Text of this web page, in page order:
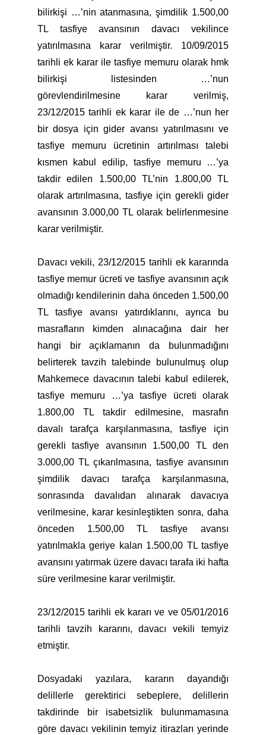
bilirkişi …’nin atanmasına, şimdilik 1.500,00
TL tasfiye avansının davacı vekilince
yatırılmasına karar verilmiştir. 10/09/2015
tarihli ek karar ile tasfiye memuru olarak hmk
bilirkişi listesinden …’nun
görevlendirilmesine karar verilmiş,
23/12/2015 tarihli ek karar ile de …’nun her
bir dosya için gider avansı yatırılmasını ve
tasfiye memuru ücretinin artırılması talebi
kısmen kabul edilip, tasfiye memuru …’ya
takdir edilen 1.500,00 TL’nin 1.800,00 TL
olarak artırılmasına, tasfiye için gerekli gider
avansının 3.000,00 TL olarak belirlenmesine
karar verilmiştir.
Davacı vekili, 23/12/2015 tarihli ek kararında
tasfiye memur ücreti ve tasfiye avansının açık
olmadığı kendilerinin daha önceden 1.500,00
TL tasfiye avansı yatırdıklarını, ayrıca bu
masrafların kimden alınacağına dair her
hangi bir açıklamanın da bulunmadığını
belirterek tavzih talebinde bulunulmuş olup
Mahkemece davacının talebi kabul edilerek,
tasfiye memuru …’ya tasfiye ücreti olarak
1.800,00 TL takdir edilmesine, masrafın
davalı tarafça karşılanmasına, tasfiye için
gerekli tasfiye avansının 1.500,00 TL den
3.000,00 TL çıkarılmasına, tasfiye avansının
şimdilik davacı tarafça karşılanmasına,
sonrasında davalıdan alınarak davacıya
verilmesine, karar kesinleştikten sonra, daha
önceden 1.500,00 TL tasfiye avansı
yatırılmakla geriye kalan 1.500,00 TL tasfiye
avansını yatırmak üzere davacı tarafa iki hafta
süre verilmesine karar verilmiştir.
23/12/2015 tarihli ek kararı ve ve 05/01/2016
tarihli tavzih kararını, davacı vekili temyiz
etmiştir.
Dosyadaki yazılara, kararın dayandığı
delillerle gerektirici sebeplere, delillerin
takdirinde bir isabetsizlik bulunmamasına
göre davacı vekilinin temyiz itirazları yerinde